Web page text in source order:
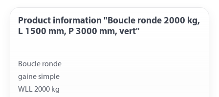
Product information "Boucle ronde 2000 kg,
L 1500 mm, P 3000 mm, vert"
Boucle ronde
gaine simple
WLL 2000 kg